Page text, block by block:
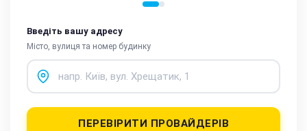
Введіть вашу адресу
Місто, вулиця та номер будинку
ПЕРЕВІРИТИ ПРОВАЙДЕРІВ